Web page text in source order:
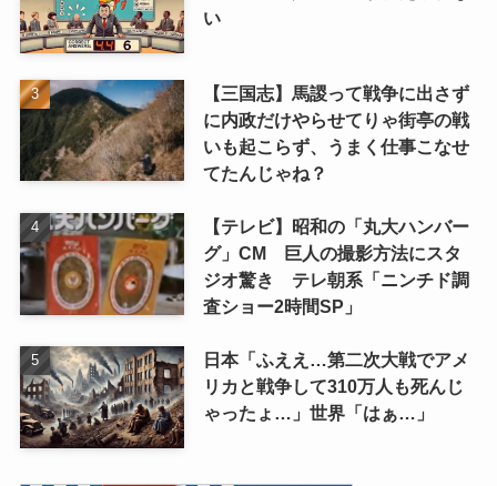
い
【三国志】馬謖って戦争に出さず
に内政だけやらせてりゃ街亭の戦
いも起こらず、うまく仕事こなせ
てたんじゃね？
【テレビ】昭和の「丸大ハンバー
グ」CM 巨人の撮影方法にスタ
ジオ驚き テレ朝系「ニンチド調
査ショー2時間SP」
日本「ふええ…第二次大戦でアメ
リカと戦争して310万人も死んじ
ゃったょ…」世界「はぁ…」